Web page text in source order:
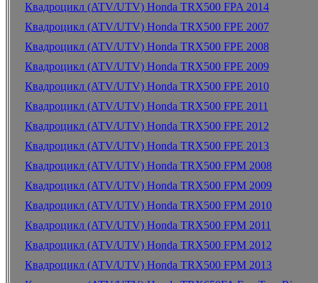
Квадроцикл (ATV/UTV) Honda TRX500 FPA 2014
Квадроцикл (ATV/UTV) Honda TRX500 FPE 2007
Квадроцикл (ATV/UTV) Honda TRX500 FPE 2008
Квадроцикл (ATV/UTV) Honda TRX500 FPE 2009
Квадроцикл (ATV/UTV) Honda TRX500 FPE 2010
Квадроцикл (ATV/UTV) Honda TRX500 FPE 2011
Квадроцикл (ATV/UTV) Honda TRX500 FPE 2012
Квадроцикл (ATV/UTV) Honda TRX500 FPE 2013
Квадроцикл (ATV/UTV) Honda TRX500 FPM 2008
Квадроцикл (ATV/UTV) Honda TRX500 FPM 2009
Квадроцикл (ATV/UTV) Honda TRX500 FPM 2010
Квадроцикл (ATV/UTV) Honda TRX500 FPM 2011
Квадроцикл (ATV/UTV) Honda TRX500 FPM 2012
Квадроцикл (ATV/UTV) Honda TRX500 FPM 2013